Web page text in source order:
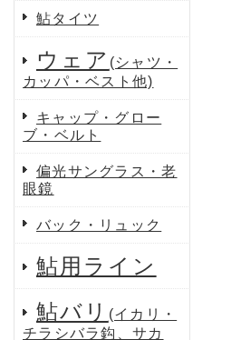
鮎タイツ
ウェア (シャツ・
カッパ・ベスト他)
キャップ・グロー
ブ・ベルト
偏光サングラス・老
眼鏡
バック・リュック
鮎用ライン
鮎バリ (イカリ・
チラシバラ鈎、サカ